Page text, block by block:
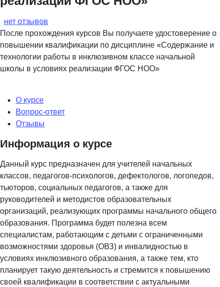
нет отзывов
После прохождения курсов Вы получаете удостоверение о
повышении квалификации по дисциплине «Содержание и
технологии работы в инклюзивном классе начальной
школы в условиях реализации ФГОС НОО»
О курсе
Вопрос-ответ
Отзывы
Информация о курсе
Данный курс предназначен для учителей начальных
классов, педагогов-психологов, дефектологов, логопедов,
тьюторов, социальных педагогов, а также для
руководителей и методистов образовательных
организаций, реализующих программы начального общего
образования. Программа будет полезна всем
специалистам, работающим с детьми с ограниченными
возможностями здоровья (ОВЗ) и инвалидностью в
условиях инклюзивного образования, а также тем, кто
планирует такую деятельность и стремится к повышению
своей квалификации в соответствии с актуальными